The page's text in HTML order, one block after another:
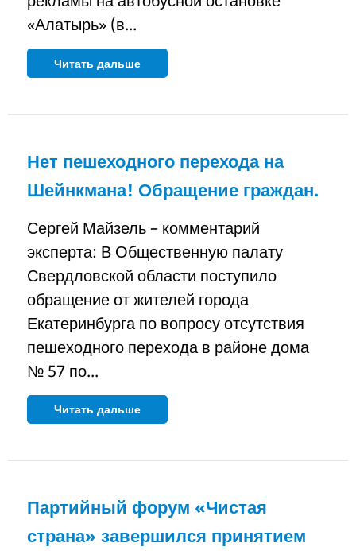
«Алатырь» (в...
Читать дальше
Нет пешеходного перехода на
Шейнкмана! Обращение граждан.
Сергей Майзель – комментарий
эксперта: В Общественную палату
Свердловской области поступило
обращение от жителей города
Екатеринбурга по вопросу отсутствия
пешеходного перехода в районе дома
№ 57 по...
Читать дальше
Партийный форум «Чистая
страна» завершился принятием